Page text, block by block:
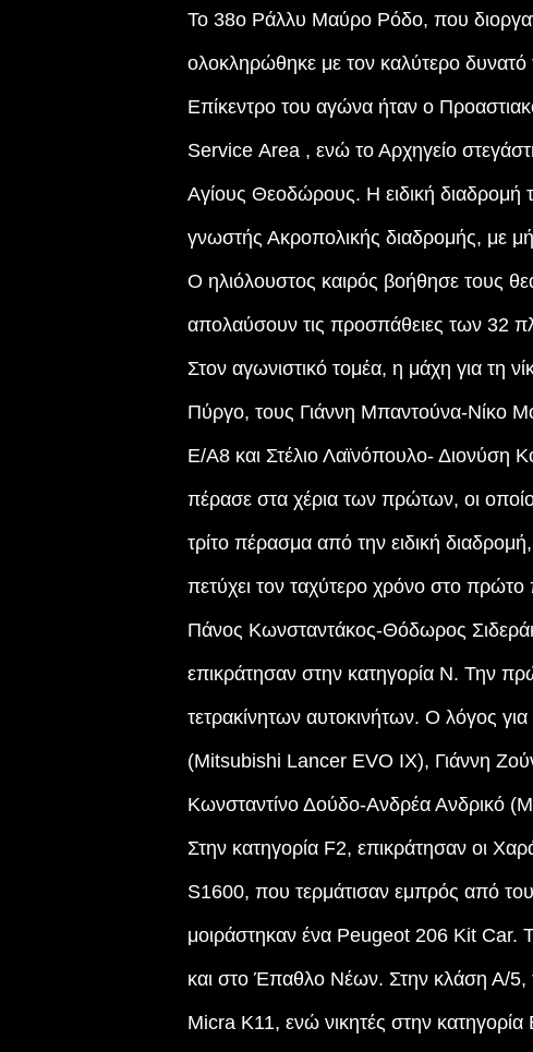
To 38ο Ράλλυ Μαύρο Ρόδο, που
ολοκληρώθηκε με τον καλύτερο δυνατό
Επίκεντρο του αγώνα ήταν ο
Service Αrea , ενώ το Αρχηγείο
Αγίους Θεοδώρους. Η ειδική διαδρομή
γνωστής Ακροπολικής διαδρομής, με
Ο ηλιόλουστος καιρός βοήθησε τους
απολαύσουν τις προσπάθειες των 32
Στον αγωνιστικό τομέα, η μάχη για τη
Πύργο, τους Γιάννη Μπαντούνα-Νίκο
Ε/Α8 και Στέλιο Λαϊνόπουλο- Διονύση
πέρασε στα χέρια των πρώτων, οι
τρίτο πέρασμα από την ειδική
πετύχει τον ταχύτερο χρόνο στο
Πάνος Κωνσταντάκος-Θόδωρος
επικράτησαν στην κατηγορία Ν. Την
τετρακίνητων αυτοκινήτων. Ο λόγος
(Mitsubishi Lancer EVO IX), Γιάννη
Κωνσταντίνο Δούδο-Ανδρέα Ανδρικό
Στην κατηγορία F2, επικράτησαν οι
S1600, που τερμάτισαν εμπρός από
μοιράστηκαν ένα Peugeot 206 Kit Car.
και στο Έπαθλο Νέων. Στην κλάση Α/5,
Micra K11, ενώ νικητές στην